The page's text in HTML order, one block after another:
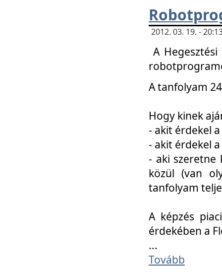
2012. 03. 19. -
A
A tanfolyam
Hogy kinek
- akit érdekel
- akit érdekel
- aki szeretne
közül (van
tanfolyam
A képzés
érdekében a
...
Tovább